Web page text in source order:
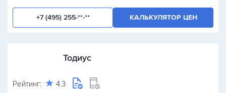
+7 (495) 255-**-** КАЛЬКУЛЯТОР ЦЕН
Тодиус
Рейтинг: 4.3